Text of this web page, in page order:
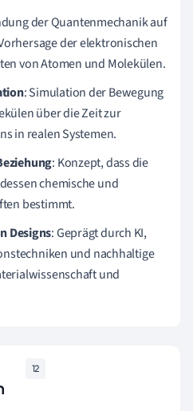
der Quantenmechanik auf
der elektronischen
von Atomen und Molekülen.
: Simulation der Bewegung
über die Zeit zur
in realen Systemen.
: Konzept, dass die
chemische und
bestimmt.
Designs: Geprägt durch KI,
und nachhaltige
und
12